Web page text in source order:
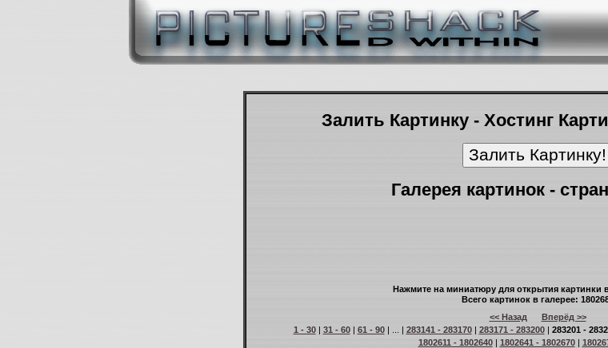
Залить Картинку - Хостинг
Галерея картинок -
Нажмите на миниатюру для открытия картинки
Всего картинок в галерее:
<< Назад
Вперёд >>
1 - 30| 31 - 60| 61 - 90| ... | 283141 - 283170| 283171 - 283200| 283201 -
1802611 - 1802640| 1802641 - 1802670|